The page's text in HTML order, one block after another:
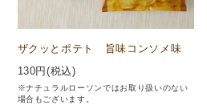
ザクッとポテト 旨味コンソメ味
130円(税込)
※ナチュラルローソンではお取り扱いのない
場合もございます。